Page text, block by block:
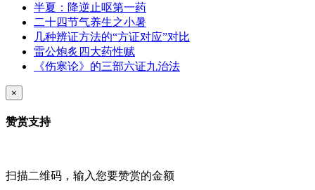
半夏：降逆止呕第一药
二十四节气养生之小暑
几种辨证方法的“方证对应”对比
雷公炮炙四大药性赋
《伤寒论》的三部六证九治法
×
赞赏支持
扫描二维码，输入您要赞赏的金额